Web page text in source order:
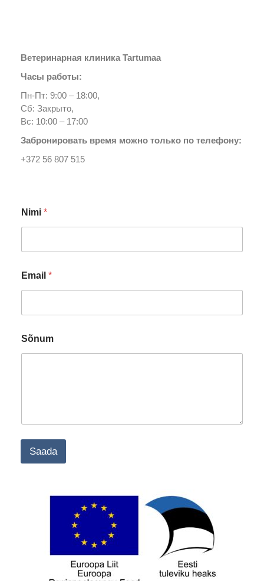
Ветеринарная клиника Tartumaa
Часы работы:
Пн-Пт: 9:00 – 18:00,
Сб: Закрыто,
Вс: 10:00 – 17:00
Забронировать время можно только по телефону:
+372 56 807 515
*
*
Nimi *
Email *
Sõnum
Saada